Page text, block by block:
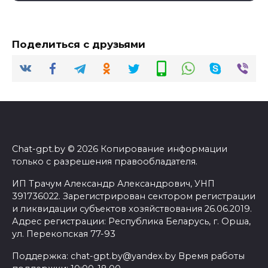
Поделиться с друзьями
Chat-gpt.by © 2026 Копирование информации
только с разрешения правообладателя.
ИП Трачум Александр Александрович, УНП
391736022. Зарегистрирован сектором регистрации
и ликвидации субъектов хозяйствования 26.06.2019.
Адрес регистрации: Республика Беларусь, г. Орша,
ул. Перекопская 77-93
Поддержка: chat-gpt.by@yandex.by Время работы